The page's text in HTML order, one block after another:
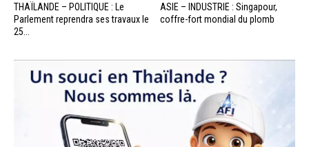
THAÏLANDE – POLITIQUE : Le
Parlement reprendra ses travaux le
25...
ASIE – INDUSTRIE : Singapour,
coffre-fort mondial du plomb